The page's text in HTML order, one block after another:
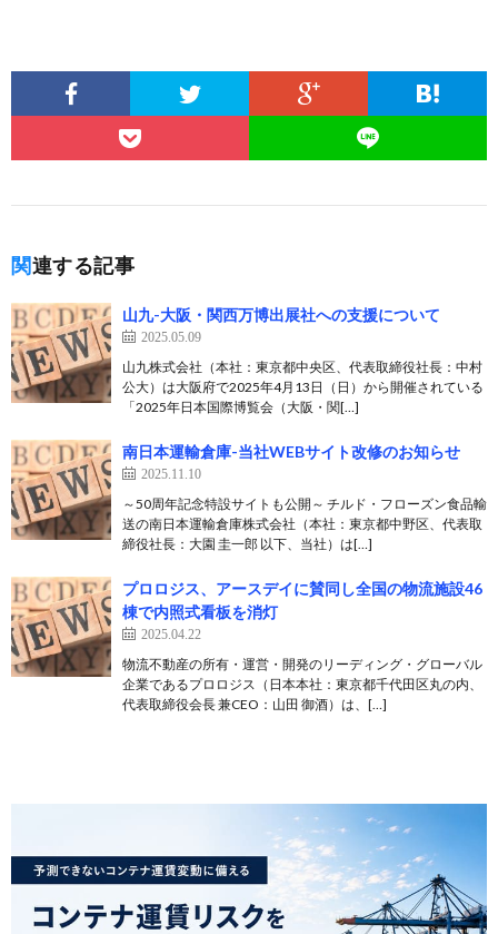
関連する記事
山九-大阪・関西万博出展社への支援について
2025.05.09
山九株式会社（本社：東京都中央区、代表取締役社長：中村
公大）は大阪府で2025年4月13日（日）から開催されている
「2025年日本国際博覧会（大阪・関[…]
南日本運輸倉庫-当社WEBサイト改修のお知らせ
2025.11.10
～50周年記念特設サイトも公開～ チルド・フローズン食品輸
送の南日本運輸倉庫株式会社（本社：東京都中野区、代表取
締役社長：大園 圭一郎 以下、当社）は[…]
プロロジス、アースデイに賛同し全国の物流施設46
棟で内照式看板を消灯
2025.04.22
物流不動産の所有・運営・開発のリーディング・グローバル
企業であるプロロジス（日本本社：東京都千代田区丸の内、
代表取締役会長 兼CEO：山田 御酒）は、[…]